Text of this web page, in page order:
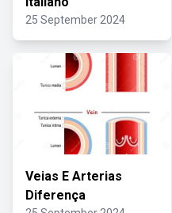
25 September 2024
Veias E Arterias
Diferença